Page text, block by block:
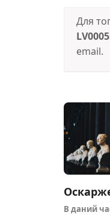
Для
email.
В даний